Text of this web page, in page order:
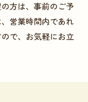
方は、事前のご予
営業時間内であれ
で、お気軽にお立